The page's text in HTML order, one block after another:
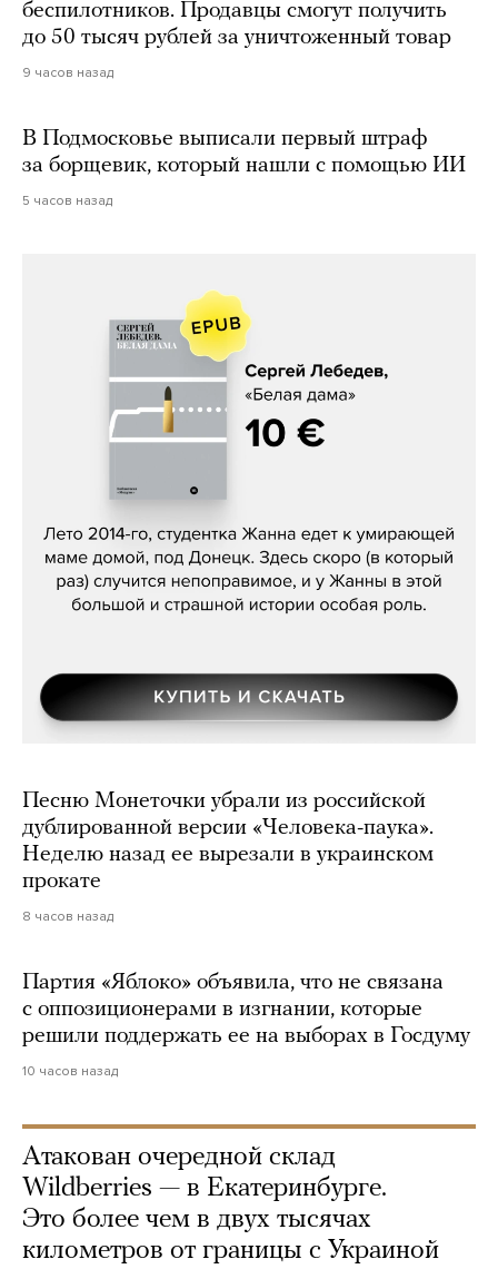
беспилотников. Продавцы смогут получить
до 50 тысяч рублей за уничтоженный товар
9 часов назад
В Подмосковье выписали первый штраф
за борщевик, который нашли с помощью ИИ
5 часов назад
Сергей Лебедев, «Белая дама»
Песню Монеточки убрали из российской
дублированной версии «Человека-паука».
Неделю назад ее вырезали в украинском
прокате
8 часов назад
Партия «Яблоко» объявила, что не связана
с оппозиционерами в изгнании, которые
решили поддержать ее на выборах в Госдуму
10 часов назад
Атакован очередной склад
Wildberries — в Екатеринбурге.
Это более чем в двух тысячах
километров от границы с Украиной